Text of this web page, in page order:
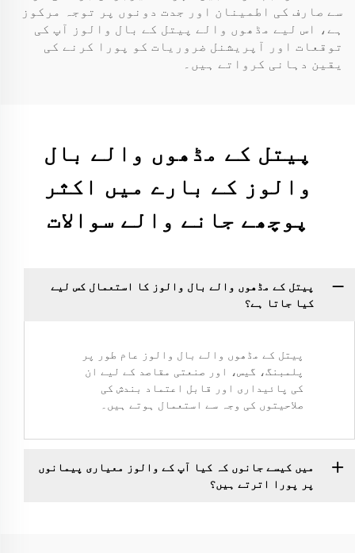
سے صارف کی اطمینان اور جدت دونوں پر توجہ مرکوز
ہے، اس لیے مڈھوں والے پیتل کے بال والوز آپ کی
توقعات اور آپریشنل ضروریات کو پورا کرنے کی
یقین دہانی کرواتے ہیں۔
پیتل کے مڈھوں والے بال
والوز کے بارے میں اکثر
پوچھے جانے والے سوالات
پیتل کے مڈھوں والے بال والوز کا استعمال کس لیے
کیا جاتا ہے؟
پیتل کے مڈھوں والے بال والوز عام طور پر
پلمبنگ، گیس، اور صنعتی مقاصد کے لیے ان
کی پائیداری اور قابل اعتماد بندش کی
صلاحیتوں کی وجہ سے استعمال ہوتے ہیں۔
میں کیسے جانوں کہ کیا آپ کے والوز معیاری پیمانوں
پر پورا اترتے ہیں؟